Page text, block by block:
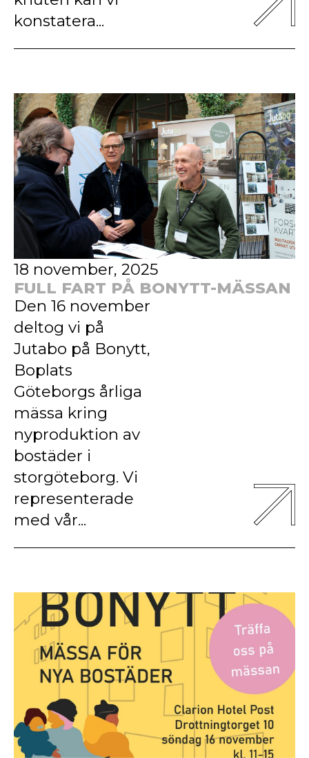
konstatera...
18 november, 2025
FULL FART PÅ BONYTT-MÄSSAN
Den 16 november
deltog vi på
Jutabo på Bonytt,
Boplats
Göteborgs årliga
mässa kring
nyproduktion av
bostäder i
storgöteborg. Vi
representerade
med vår...